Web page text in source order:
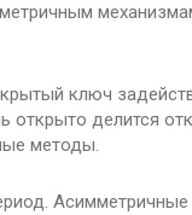
ключ
открыто делится
методы.
Асимметричные